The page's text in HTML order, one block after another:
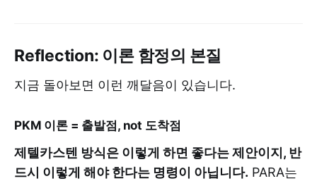
Reflection: 이론 함정의 본질
지금 돌아보면 이런 깨달음이 있습니다.
PKM 이론 = 출발점, not 도착점
제텔카스텐 방식은 이렇게 하면 좋다는 제안이지, 반
드시 이렇게 해야 한다는 명령이 아닙니다. PARA는